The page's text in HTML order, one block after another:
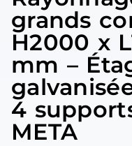
grands
H2000 x
mm –
4
META